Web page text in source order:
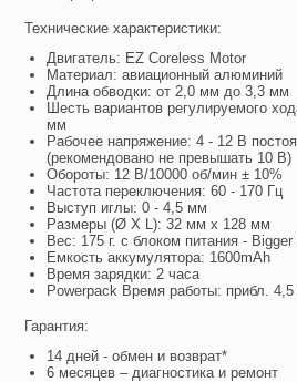
Технические характеристики:
Двигатель: EZ Coreless Motor
Материал: авиационный алюминий
Длина обводки: от 2,0 мм до 3,3 мм
Шесть вариантов регулируемого
мм
Рабочее напряжение: 4 - 12 В
(рекомендовано не превышать 10 В)
Обороты: 12 В/10000 об/мин ± 10%
Частота переключения: 60 - 170 Гц
Выступ иглы: 0 - 4,5 мм
Размеры (Ø X L): 32 мм x 128 мм
Вес: 175 г. с блоком питания - Bigger
Емкость аккумулятора: 1600mAh
Время зарядки: 2 часа
Powerpack Время работы: прибл. 4,5
Гарантия:
14 дней - обмен и возврат*
6 месяцев – диагностика и ремонт